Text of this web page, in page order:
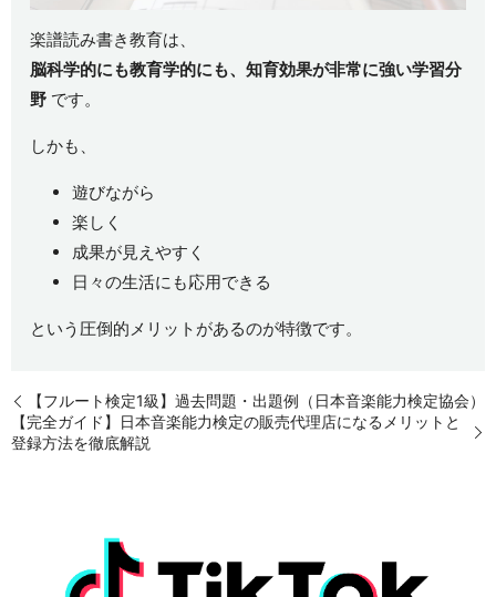
楽譜読み書き教育は、
脳科学的にも教育学的にも、知育効果が非常に強い学習分
野 です。
しかも、
遊びながら
楽しく
成果が見えやすく
日々の生活にも応用できる
という圧倒的メリットがあるのが特徴です。
【フルート検定1級】過去問題・出題例（日本音楽能力検定協会）
【完全ガイド】日本音楽能力検定の販売代理店になるメリットと
登録方法を徹底解説